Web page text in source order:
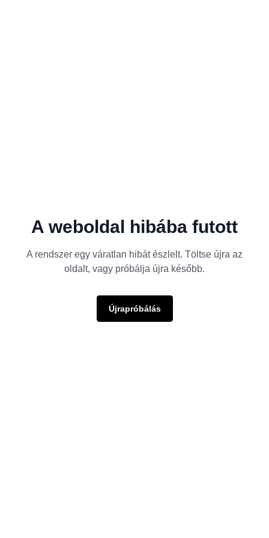
A weboldal hibába futott
A rendszer egy váratlan hibát észlelt. Töltse újra az
oldalt, vagy próbálja újra később.
Újrapróbálás